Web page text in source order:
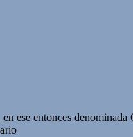
ese entonces denominada